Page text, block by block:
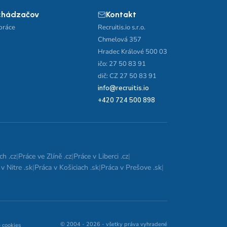
Kontakt
Recruitis.io s.r.o.
Chmelová 357
Hradec Králové 500 03
ičo: 27 50 83 91
dič: CZ 27 50 83 91
info@recruitis.io
+420 724 500 898
.cz|Práce ve Zlíně .cz|Práce v Liberci .cz|
Nitre .sk|Práca v Košiciach .sk|Práca v Prešove .sk|
cookies © 2004 - 2026 - všetky práva vyhradené